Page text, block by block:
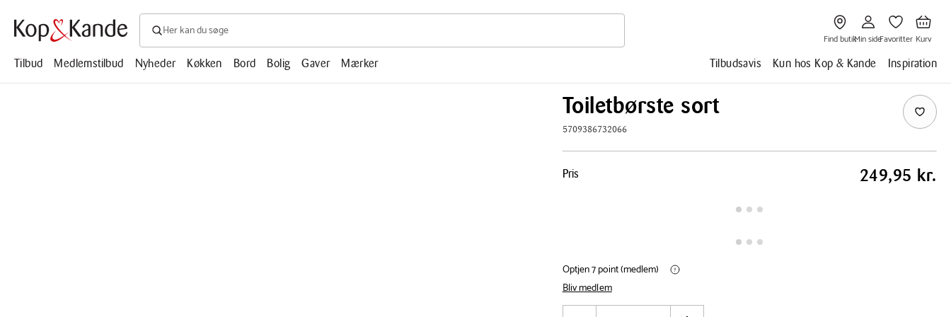
Søg efter produkter, artikler, opskrifter, mm.
Søg
efter
artikler,
Gå
til
Find
butik
Find butik
til
Min
side
Min side
til
Favoritter
Favoritter
til
Kurv
Kurv
Tilbud
Medlemstilbud Nyheder Køkken Bord Bolig Gaver Mærker Tilbudsavis Kun hos Kop & Kande Inspiration
Toiletbørste sort
5709386732066
Pris
Pris 249,95 kr.
Optjen 7 point (medlem)
Bliv medlem